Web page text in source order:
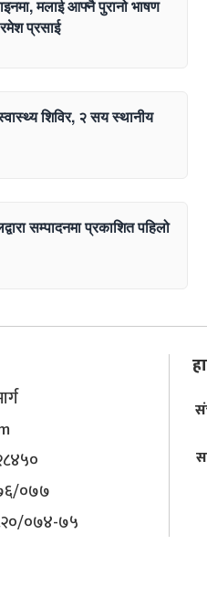
मलाई आफ्नै पुरानो भाषण
प्रसाई
शिविर, २ सय स्थानीय
सम्पादनमा प्रकाशित पहिलो
०७७
०७४-७५